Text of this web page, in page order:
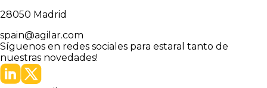
28050 Madrid
spain@agilar.com
Síguenos en redes sociales para estaral tanto de
nuestras novedades!